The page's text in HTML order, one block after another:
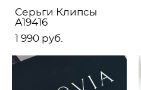
Серьги Клипсы
А19416
1 990 pуб.